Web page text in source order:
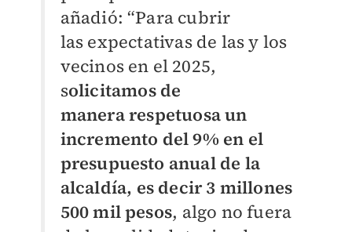
añadió: “Para cubrir
las expectativas de las y los
vecinos en el 2025,
solicitamos de
manerarespetuosa un
incremento del 9% en el
presupuesto anual de la
alcaldía, es decir 3 millones
500 mil pesos, algo no fuera